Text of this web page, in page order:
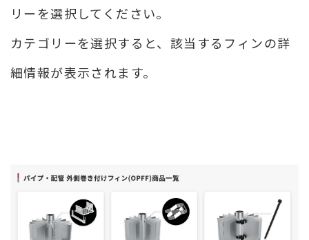
リーを選択してください。
カテゴリーを選択すると、該当するフィンの詳
細情報が表示されます。